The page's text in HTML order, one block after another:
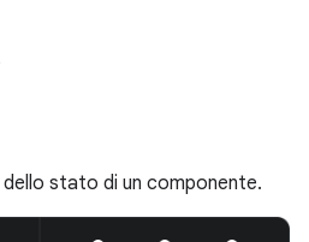
stato di un componente.